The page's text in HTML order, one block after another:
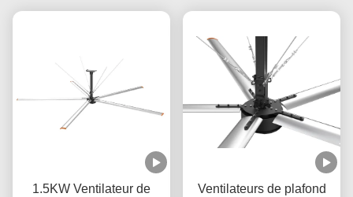
1.5KW Ventilateur de
Ventilateurs de plafond